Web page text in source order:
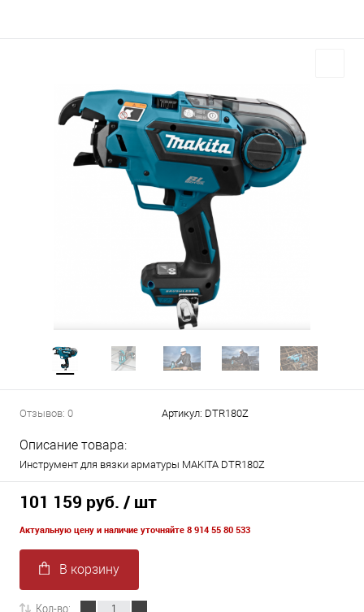
Отзывов: 0 Артикул: DTR180Z
Описание товара:
Инструмент для вязки арматуры MAKITA DTR180Z
101 159 руб. / шт
Актуальную цену и наличие уточняйте 8 914 55 80 533
В корзину
Кол-во: